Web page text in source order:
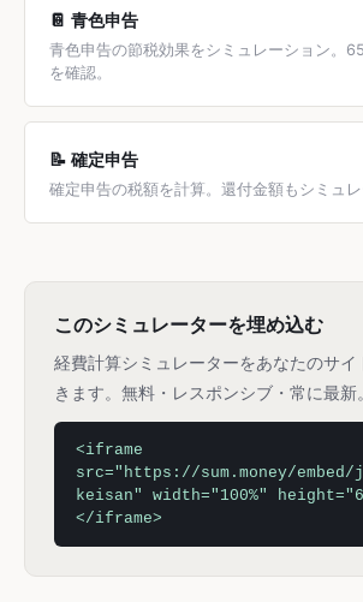
📔 青色申告
青色申告の節税効果をシミュレーション。
を確認。
📝 確定申告
確定申告の税額を計算。還付金額もシミュレ
このシミュレーターを埋め込む
経費計算シミュレーターをあなたのサイ
きます。無料・レスポンシブ・常に最新。
<iframe
src="https://sum.money/
keisan" width="100%"
</iframe>